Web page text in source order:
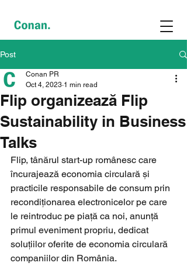
Post
Flip organizează Flip
Sustainability in Business
Talks
Conan PR
Oct 4, 2023 1 min read
Flip, tânărul start-up românesc care
încurajează economia circulară și
practicile responsabile de consum prin
recondiționarea electronicelor pe care
le reintroduc pe piață ca noi, anunță
primul eveniment propriu, dedicat
soluțiilor oferite de economia circulară
companiilor din România.